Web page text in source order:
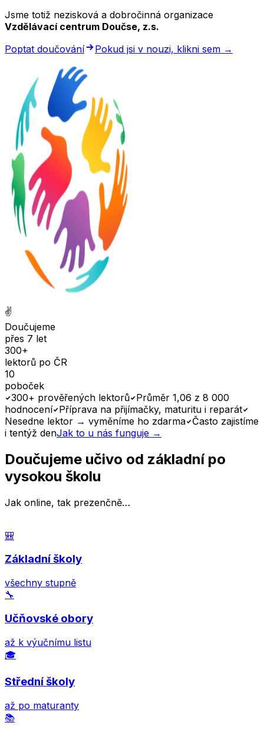
Jsme totiž nezisková a dobročinná organizace
Vzdělávací centrum Doučse, z.s.
Poptat doučování
Pokud jsi v nouzi, klikni sem →
✌️
Doučujeme
přes 7 let
300+
lektorů po ČR
10
poboček
300+ prověřených lektorů Průměr 1,06 z 8 000
hodnocení Příprava na přijímačky, maturitu i reparát
Nesedne lektor → vyměníme ho zdarma Často zajistíme
i tentýž denJak to u nás funguje →
Doučujeme učivo od základní po
vysokou školu
Jak online, tak prezenčně…
🎒
Základní školy
všechny stupně
🔧
Učňovské obory
až k výučnímu listu
🎓
Střední školy
až po maturanty
📚